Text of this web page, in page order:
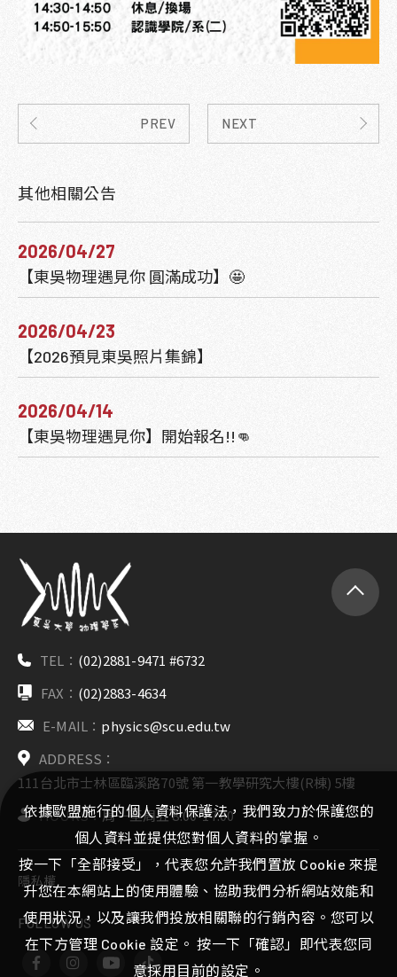
PREV NEXT
其他相關公告
2026/04/27
【東吳物理遇見你 圓滿成功】🤩
2026/04/23
【2026預見東吳照片集錦】
2026/04/14
【東吳物理遇見你】開始報名!!👊
TEL： (02)2881-9471 #6732
FAX： (02)2883-4634
E-MAIL： physics@scu.edu.tw
ADDRESS：
111台北市士林區臨溪路70號 第一教學研究大樓(R棟) 5樓
HOURS：周一至周五 8:00-17:00
隱私權
FOLLOW US
依據歐盟施行的個人資料保護法，我們致力於保護您的
個人資料並提供您對個人資料的掌握。
按一下「全部接受」，代表您允許我們置放 Cookie 來提
升您在本網站上的使用體驗、協助我們分析網站效能和
使用狀況，以及讓我們投放相關聯的行銷內容。您可以
在下方管理 Cookie 設定。 按一下「確認」即代表您同
意採用目前的設定。